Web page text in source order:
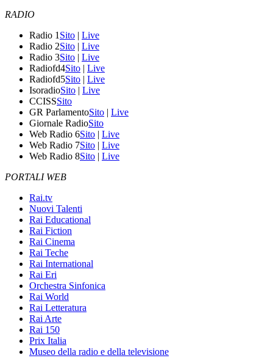
RADIO
Radio 1 Sito | Live
Radio 2Sito | Live
Radio 3Sito | Live
Radiofd4Sito | Live
Radiofd5Sito | Live
IsoradioSito | Live
CCISSSito
GR ParlamentoSito | Live
Giornale RadioSito
Web Radio 6Sito | Live
Web Radio 7Sito | Live
Web Radio 8Sito | Live
PORTALI WEB
Rai.tv
Nuovi Talenti
Rai Educational
Rai Fiction
Rai Cinema
Rai Teche
Rai International
Rai Eri
Orchestra Sinfonica
Rai World
Rai Letteratura
Rai Arte
Rai 150
Prix Italia
Museo della radio e della televisione